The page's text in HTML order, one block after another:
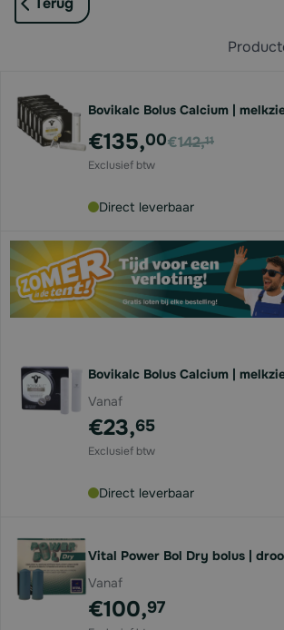
Bovikalc Bolus Calcium |
Voor
€135,00€142,11
Direct leverbaar
Bovikalc Bolus Calcium |
Vanaf
€23,65
Direct leverbaar
Vital Power Bol Dry bolus |
Vanaf
€100,97